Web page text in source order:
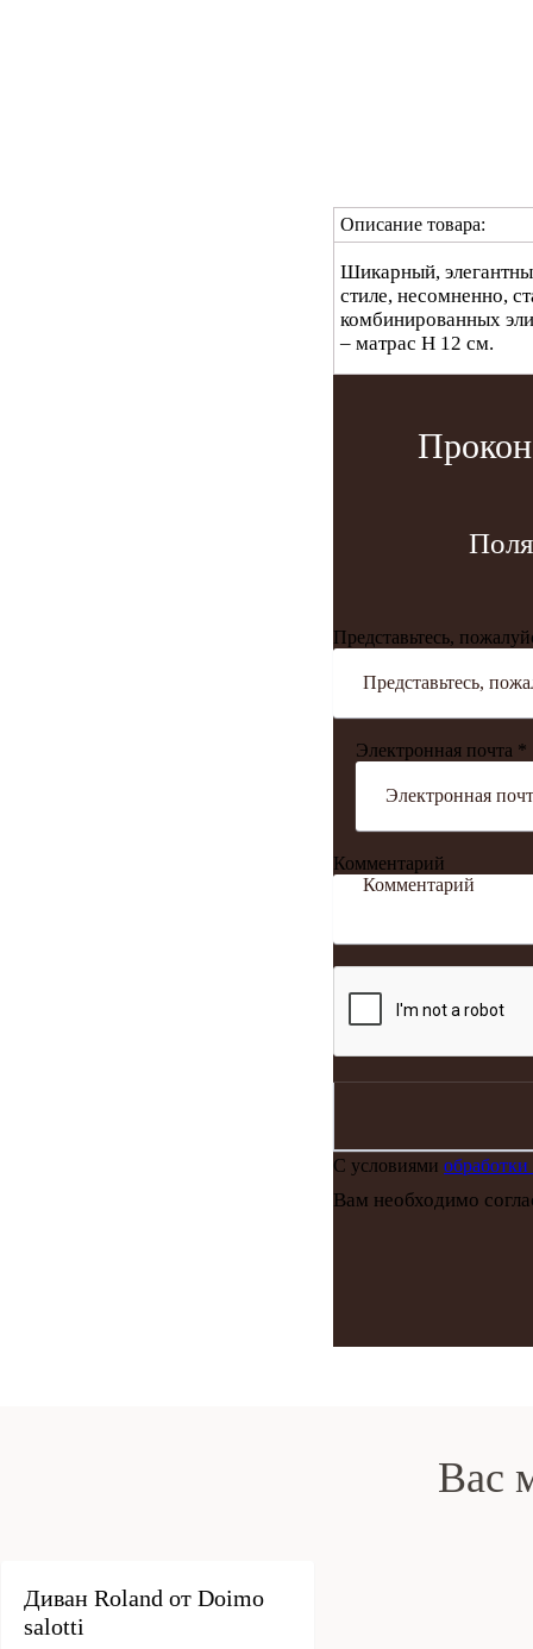
Описание товара:
Шикарный,
стиле, несомненно,
комбинированных
– матрас Н 12 см.
Представьтесь,
Электронная почта *
Комментарий
С условиями
Вам необходимо
Вас
Диван Roland от Doimo
salotti